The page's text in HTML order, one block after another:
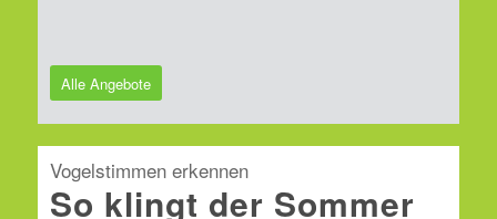
Alle Angebote
Vogelstimmen erkennen
So klingt der Sommer